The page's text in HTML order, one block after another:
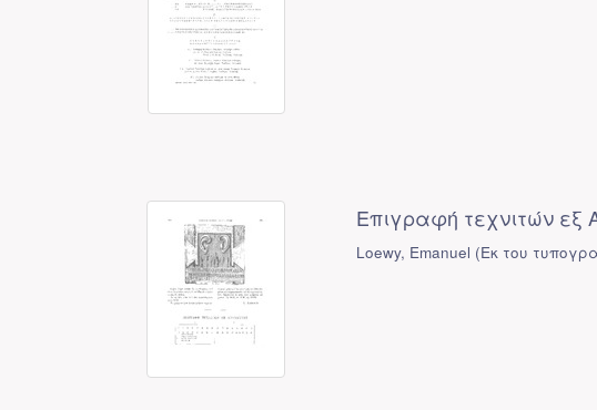
Επιγραφή τεχνιτών
Loewy, Emanuel (Εκ του